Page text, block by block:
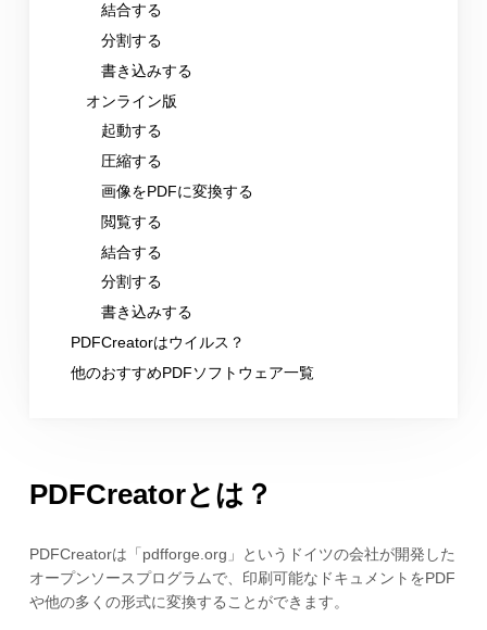
結合する
分割する
書き込みする
オンライン版
起動する
圧縮する
画像をPDFに変換する
閲覧する
結合する
分割する
書き込みする
PDFCreatorはウイルス？
他のおすすめPDFソフトウェア一覧
PDFCreatorとは？
PDFCreatorは「pdfforge.org」というドイツの会社が開発した
オープンソースプログラムで、印刷可能なドキュメントをPDF
や他の多くの形式に変換することができます。